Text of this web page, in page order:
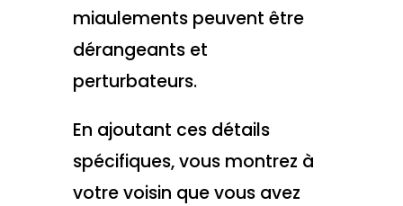
miaulements peuvent être
dérangeants et
perturbateurs.
En ajoutant ces détails
spécifiques, vous montrez à
votre voisin que vous avez